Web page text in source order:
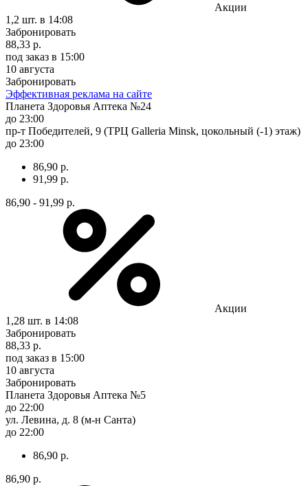
Акции
1,2 шт. в 14:08
Забронировать
88,33 р.
под заказ в 15:00
10 августа
Забронировать
Эффективная реклама на сайте
Планета Здоровья Аптека №24
до 23:00
пр-т Победителей, 9 (ТРЦ Galleria Minsk, цокольный (-1) этаж)
до 23:00
86,90 р.
91,99 р.
86,90 - 91,99 р.
Акции
1,28 шт. в 14:08
Забронировать
88,33 р.
под заказ в 15:00
10 августа
Забронировать
Планета Здоровья Аптека №5
до 22:00
ул. Левина, д. 8 (м-н Санта)
до 22:00
86,90 р.
86,90 р.